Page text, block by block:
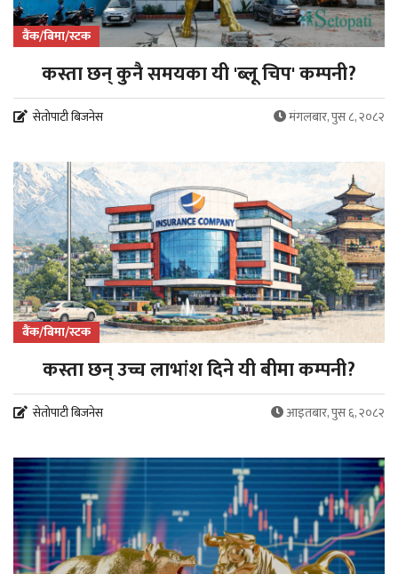
बैंक/बिमा/स्टक
कस्ता छन् कुनै समयका यी 'ब्लू चिप' कम्पनी?
सेतोपाटी बिजनेस मंगलबार, पुस ८, २०८२
बैंक/बिमा/स्टक
कस्ता छन् उच्च लाभांश दिने यी बीमा कम्पनी?
सेतोपाटी बिजनेस आइतबार, पुस ६, २०८२